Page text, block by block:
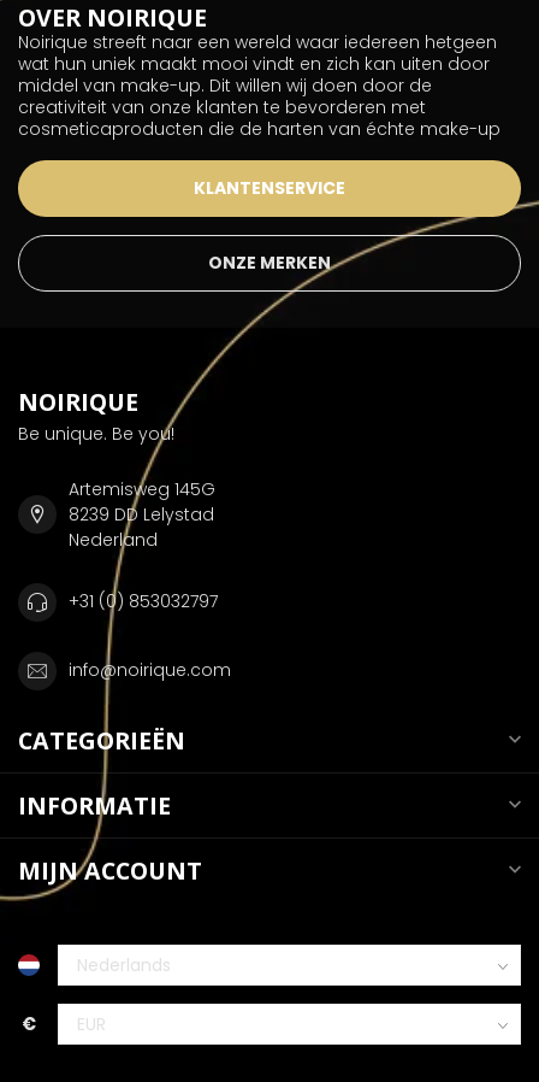
OVER NOIRIQUE
Noirique streeft naar een wereld waar iedereen hetgeen
wat hun uniek maakt mooi vindt en zich kan uiten door
middel van make-up. Dit willen wij doen door de
creativiteit van onze klanten te bevorderen met
cosmeticaproducten die de harten van échte make-up
KLANTENSERVICE
ONZE MERKEN
NOIRIQUE
Be unique. Be you!
Artemisweg 145G
8239 DD Lelystad
Nederland
+31 (0) 853032797
info@noirique.com
CATEGORIEËN
INFORMATIE
MIJN ACCOUNT
€